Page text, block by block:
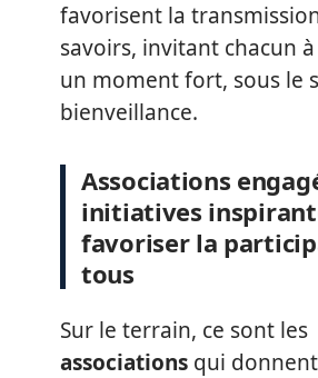
favorisent la
savoirs, invitant chacun
un moment fort, sous le
bienveillance.
Associations
initiatives
favoriser la
tous
Sur le terrain, ce sont les
associations qui